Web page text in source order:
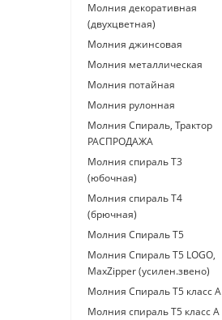
Молния декоративная
(двухцветная)
Молния джинсовая
Молния металлическая
Молния потайная
Молния рулонная
Молния Спираль, Трактор
РАСПРОДАЖА
Молния спираль Т3
(юбочная)
Молния спираль Т4
(брючная)
Молния Спираль Т5
Молния Спираль Т5 LOGO,
MaxZipper (усилен.звено)
Молния Спираль Т5 класс А
Молния спираль Т5 класс А